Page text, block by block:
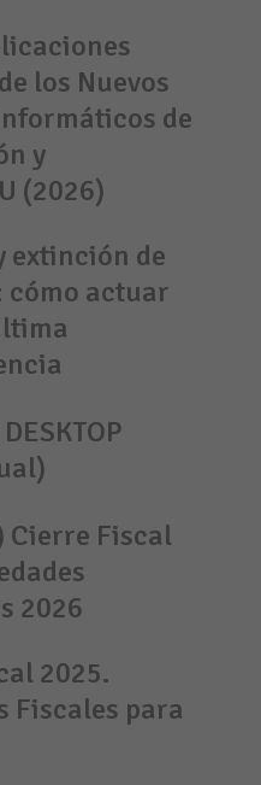
los Nuevos
de
y
(2026)
extinción de
actuar
Cierre Fiscal
2026
2025.
Fiscales para